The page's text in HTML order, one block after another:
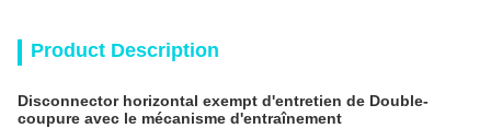
Product Description
Disconnector horizontal exempt d'entretien de Double-
coupure avec le mécanisme d'entraînement